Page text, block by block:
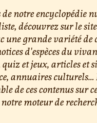
de notre encyclopédie
découvrez sur le
une grande variété de
d'espèces du
et jeux, articles et
annuaires culturels...
de ces contenus sur
moteur de